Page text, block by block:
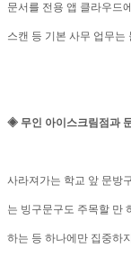
문서를 전용 앱 클라우드
스캔 등 기본 사무 업무는
◈ 무인 아이스크림점과
사라져가는 학교 앞 문방
는 빙구문구도 주목할 만
하는 등 하나에만 집중하